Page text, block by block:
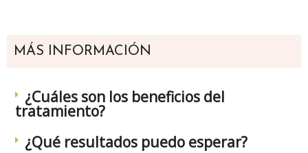
MÁS INFORMACIÓN
¿Cuáles son los beneficios del
tratamiento?
¿Qué resultados puedo esperar?